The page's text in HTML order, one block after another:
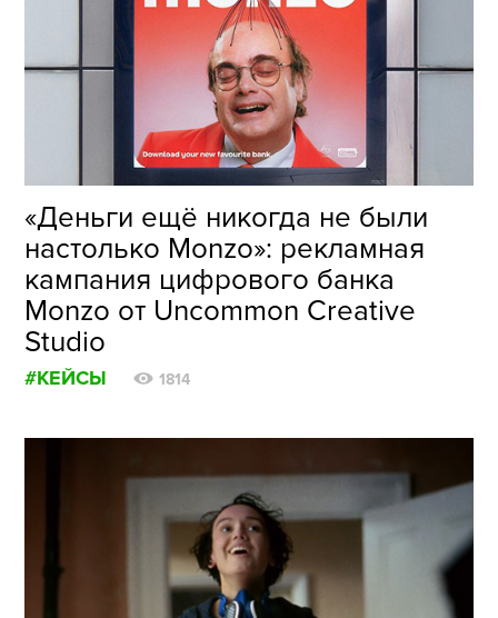
«Деньги ещё никогда не были
настолько Monzo»: рекламная
кампания цифрового банка
Monzo от Uncommon Creative
Studio
#КЕЙСЫ 1814
ФОТОГРАФИЯ
ТИПОГРАФИКА
ИСТОРИИ БРЕНДОВ
РЕКЛАМА
КОНТАКТЫ